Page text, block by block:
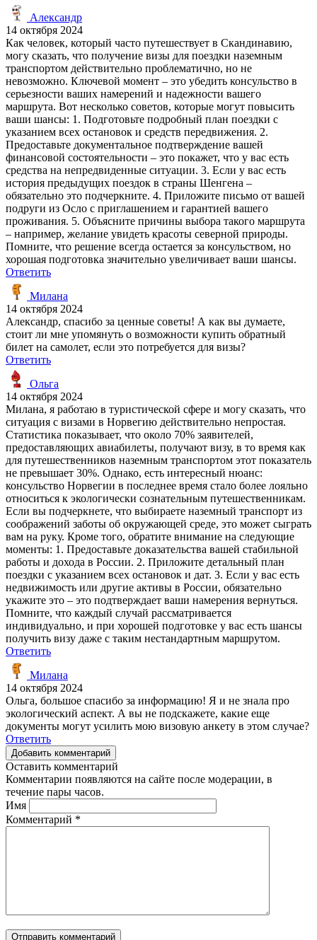
Александр
14 октября 2024
Как человек, который часто путешествует в Скандинавию,
могу сказать, что получение визы для поездки наземным
транспортом действительно проблематично, но не
невозможно. Ключевой момент – это убедить консульство в
серьезности ваших намерений и надежности вашего
маршрута. Вот несколько советов, которые могут повысить
ваши шансы: 1. Подготовьте подробный план поездки с
указанием всех остановок и средств передвижения. 2.
Предоставьте документальное подтверждение вашей
финансовой состоятельности – это покажет, что у вас есть
средства на непредвиденные ситуации. 3. Если у вас есть
история предыдущих поездок в страны Шенгена –
обязательно это подчеркните. 4. Приложите письмо от вашей
подруги из Осло с приглашением и гарантией вашего
проживания. 5. Объясните причины выбора такого маршрута
– например, желание увидеть красоты северной природы.
Помните, что решение всегда остается за консульством, но
хорошая подготовка значительно увеличивает ваши шансы.
Ответить
Милана
14 октября 2024
Александр, спасибо за ценные советы! А как вы думаете,
стоит ли мне упомянуть о возможности купить обратный
билет на самолет, если это потребуется для визы?
Ответить
Ольга
14 октября 2024
Милана, я работаю в туристической сфере и могу сказать, что
ситуация с визами в Норвегию действительно непростая.
Статистика показывает, что около 70% заявителей,
предоставляющих авиабилеты, получают визу, в то время как
для путешественников наземным транспортом этот показатель
не превышает 30%. Однако, есть интересный нюанс:
консульство Норвегии в последнее время стало более лояльно
относиться к экологически сознательным путешественникам.
Если вы подчеркнете, что выбираете наземный транспорт из
соображений заботы об окружающей среде, это может сыграть
вам на руку. Кроме того, обратите внимание на следующие
моменты: 1. Предоставьте доказательства вашей стабильной
работы и дохода в России. 2. Приложите детальный план
поездки с указанием всех остановок и дат. 3. Если у вас есть
недвижимость или другие активы в России, обязательно
укажите это – это подтверждает ваши намерения вернуться.
Помните, что каждый случай рассматривается
индивидуально, и при хорошей подготовке у вас есть шансы
получить визу даже с таким нестандартным маршрутом.
Ответить
Милана
14 октября 2024
Ольга, большое спасибо за информацию! Я и не знала про
экологический аспект. А вы не подскажете, какие еще
документы могут усилить мою визовую анкету в этом случае?
Ответить
Добавить комментарий
Оставить комментарий
Комментарии появляются на сайте после модерации, в
течение пары часов.
Имя
Комментарий *